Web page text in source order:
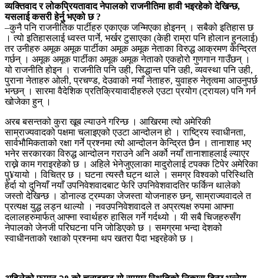
व्यक्तिवाद र लोकप्रियतावाद नेपालको राजनीतिमा हावी भइरहेको देखिन्छ,
यसलाई कसरी हेर्नु भएको छ ?
–कुनै पनि राजनीतिक पार्टीहरु एकाएक जन्मिएका होइनन् । सबैको इतिहास छ
। त्यो इतिहासलाई ध्वस्त पार्ने, भर्खर टुसाएका (केही राम्रा पनि होलान हुनलाई)
तर उनीहरु अमूक अमूक पार्टीका अमूक अमूक नेताका विरुद्ध आक्रमण केन्द्रित
गर्छन् । अमूक अमूक पार्टीका अमूक अमूक नेताको एकहोरो गुणगान गाउँछन् ।
यो राजनीति होइन । राजनीति पनि उही, सिद्धान्त पनि उही, व्यवस्था पनि उही,
पुराना नेताहरु ओली, प्रचण्ड, देउवाको नयाँ नेताहरु, युवाहरु नेतृत्वमा आउनुपर्छ
भन्छन् । सारमा वैदेशिक प्रतिक्रियावादीहरुले एउटा प्रयोग (ट्रायल) पनि गर्न
खोजेका हुन् ।
अरब बसन्तको कुरा खूब ल्याउने गरिन्छ । आखिरमा त्यो अमेरिकी
साम्राज्यवादको पक्षमा चलाइएको एउटा आन्दोलन हो । राष्ट्रिय स्वाधीनता,
सार्वभौमिकताको रक्षा गर्ने प्रश्नमा त्यो आन्दोलन केन्द्रित छैन । तानाशाह भए
भनेर सरकारका विरुद्ध आन्दोलन गराउने अनि अर्को नयाँ तानाशाहलाई ल्याएर
राख्ने काम गराइरहेको छ । अहिले भेनेजुएलाका मादुरोलाई टपक्क टिपेर अमेरिका
पु¥यायो । विचित्र छ । घटना त्यस्तै घट्न थाले । समग्र विश्वको परिस्थिति
हेर्दा यो दुनियाँ नयाँ उपनिवेशवादबाट फेरि उपनिवेशवादतिर फर्किन थालेको
जस्तो देखिन्छ । डोनाल्ड ट्रम्पका जेजस्ता योजनाहरु छन्, साम्राज्यवादले त
प्रत्यक्ष युद्ध लड्न थाल्यो । नवउपनिवेशवादले त अप्रत्यक्ष रुपमा आफ्ना
दलालहरुमार्फत् आफ्ना स्वार्थहरु हासिल गर्ने गर्दथ्यो । यी सबै चिजहरुसँग
नेपालको जेनजी परिघटना पनि जोडिएको छ । समग्रमा भन्दा देशको
स्वाधीनताको रक्षाको प्रश्नमा थप खतरा पैदा भइरहेको छ ।